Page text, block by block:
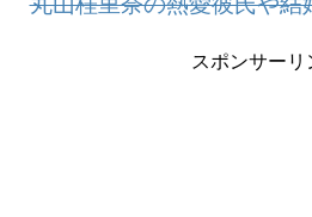
スポンサーリ